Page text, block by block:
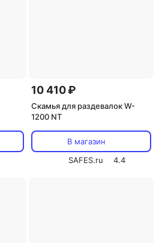
10 410 ₽
Скамья для раздевалок W-
1200 NT
В магазин
SAFES.ru
4.4